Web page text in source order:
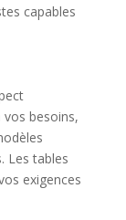
capables
besoins,
Les tables
exigences